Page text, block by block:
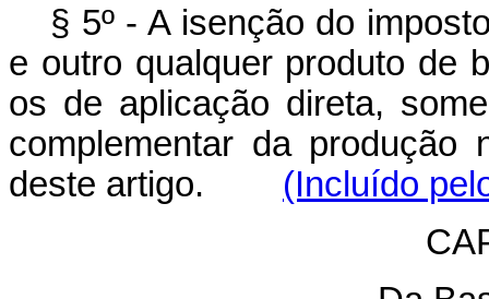
§ 5º - A isenção do
e outro qualquer produto de
os de aplicação direta,
complementar da produção
deste artigo. (Incluído